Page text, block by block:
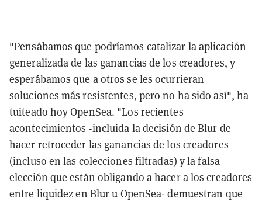
"Pensábamos que podríamos catalizar la aplicación
generalizada de las ganancias de los creadores, y
esperábamos que a otros se les ocurrieran
soluciones más resistentes, pero no ha sido así", ha
tuiteado hoy OpenSea. "Los recientes
acontecimientos -incluida la decisión de Blur de
hacer retroceder las ganancias de los creadores
(incluso en las colecciones filtradas) y la falsa
elección que están obligando a hacer a los creadores
entre liquidez en Blur u OpenSea- demuestran que